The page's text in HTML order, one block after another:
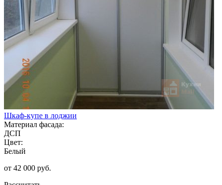
Шкаф-купе в лоджии
Материал фасада:
ДСП
Цвет:
Белый
от 42 000 руб.